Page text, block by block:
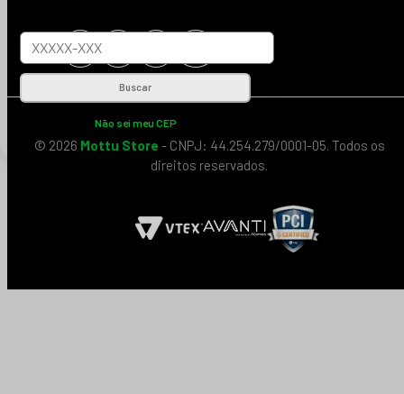
© 2026 Mottu Store - CNPJ: 44.254.279/0001-05. Todos os
direitos reservados.
Buscar
Não sei meu CEP